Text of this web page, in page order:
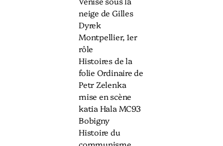
neige de Gilles
Dyrek
Montpellier, 1er
rôle
Histoires de la
folie Ordinaire de
Petr Zelenka
mise en scène
katia Hala MC93
Bobigny
Histoire du